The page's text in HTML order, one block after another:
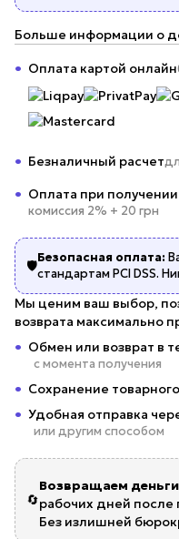
Больше информации о
Оплата картой онлайн
Безналичный расчет
Оплата при
комиссия 2% + 20 грн
🛡️
Безопасная оплата:
стандартам PCI DSS.
Мы ценим ваш выбор,
возврата максимально
Обмен или возврат в
с момента получения
Сохранение
Удобная отправка
или другим способом
🔄
Возвращаем
рабочих дней после
Без излишней